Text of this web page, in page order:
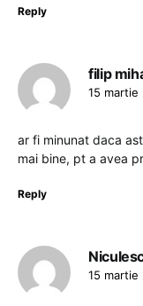
Reply
filip
15 martie
ar fi minunat daca
mai bine, pt a avea
Reply
15 martie